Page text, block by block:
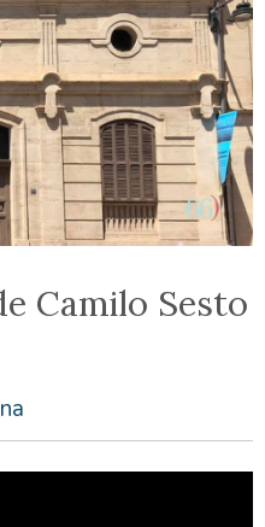
Camilo Sesto